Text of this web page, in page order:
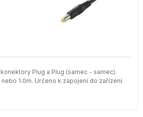
Plug a Plug (samec - samec).
1.0m. Určeno k zapojení do zařízení.